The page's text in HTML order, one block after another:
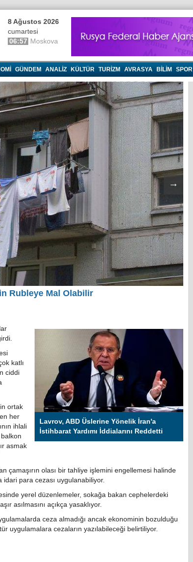
8 Ağustos 2026
cumartesi
06:57 Moskova
GÜNDEM ANALIZ KÜLTÜR TURIZM AVRASYA BILIM SPOR
→
Rubleye Mal Olabilir
Lavrov, ABD Üslerine Yönelik İran'a
İstihbarat Yardımı İddialarını Reddetti
katlı
ciddi
ortak
her
ihlali
asmak
çamaşırın olası bir tahliye işlemini engellemesi halinde
para cezası uygulanabiliyor.
yerel düzenlemeler, sokağa bakan cephelerdeki
asılmasını açıkça yasaklıyor.
ceza almadığı ancak ekonominin bozulduğu
uygulamalara cezaların yazılabileceği belirtiliyor.